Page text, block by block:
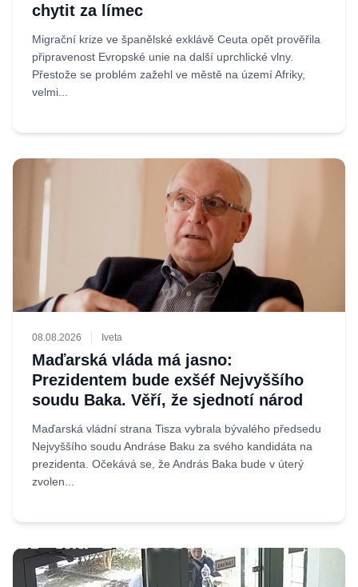
chytit za límec
Migrační krize ve španělské exklávě Ceuta opět prověřila
připravenost Evropské unie na další uprchlické vlny.
Přestože se problém zažehl ve městě na území Afriky,
velmi...
08.08.2026 Iveta
Maďarská vláda má jasno:
Prezidentem bude exšéf Nejvyššího
soudu Baka. Věří, že sjednotí národ
Maďarská vládní strana Tisza vybrala bývalého předsedu
Nejvyššího soudu Andráse Baku za svého kandidáta na
prezidenta. Očekává se, že András Baka bude v úterý
zvolen...